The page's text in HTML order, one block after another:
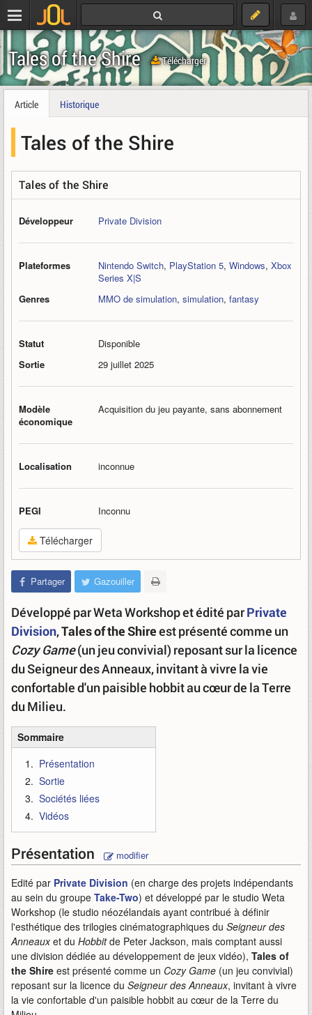
Tales of the Shire Télécharger
Article Historique
Tales of the Shire
Tales of the Shire
Développeur Private Division
Plateformes Nintendo Switch, PlayStation 5, Windows, Xbox
Series X|S
Genres
MMO de simulation, simulation, fantasy
Statut
Disponible
Sortie
29 juillet 2025
Modèle
économique
Acquisition du jeu payante, sans abonnement
Localisation inconnue
PEGI Inconnu
Télécharger
Partager Gazouiller
Développé par Weta Workshop et édité parPrivate
Division,Tales of the Shireest présenté comme un
Cozy Game(un jeu convivial) reposant sur la licence
du Seigneur des Anneaux, invitant à vivre la vie
confortable d'un paisible hobbit au cœur de la Terre
du Milieu.
Sommaire
Présentation
Sortie
Sociétés liées
Vidéos
Présentation modifier
Edité par Private Division (en charge des projets indépendants
au sein du groupe Take-Two) et développé par le studio Weta
Workshop (le studio néozélandais ayant contribué à définir
l'esthétique des trilogies cinématographiques du Seigneur des
Anneauxet du Hobbitde Peter Jackson, mais comptant aussi
une division dédiée au développement de jeux vidéo), Tales of
the Shire est présenté comme un Cozy Game (un jeu convivial)
reposant sur la licence du Seigneur des Anneaux, invitant à vivre
la vie confortable d'un paisible hobbit au cœur de la Terre du